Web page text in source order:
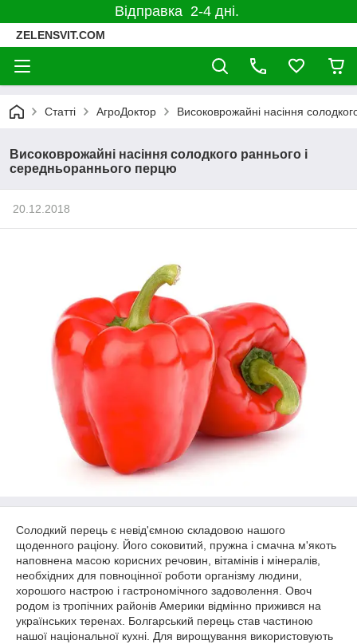
Відправка 2-4 дні.
ZELENSVIT.COM
Статті АгроДоктор Високоврожайні насіння
Високоврожайні насіння солодкого раннього і
середньораннього перцю
20.12.2018
Солодкий перець є невід'ємною складовою нашого
щоденного раціону. Його соковитий, пружна і смачна м'якоть
наповнена масою корисних речовин, вітамінів і мінералів,
необхідних для повноцінної роботи організму людини,
хорошого настрою і гастрономічного задоволення. Овоч
родом із тропічних районів Америки відмінно прижився на
українських теренах. Болгарський перець став частиною
нашої національної кухні. Для вирощування використовують